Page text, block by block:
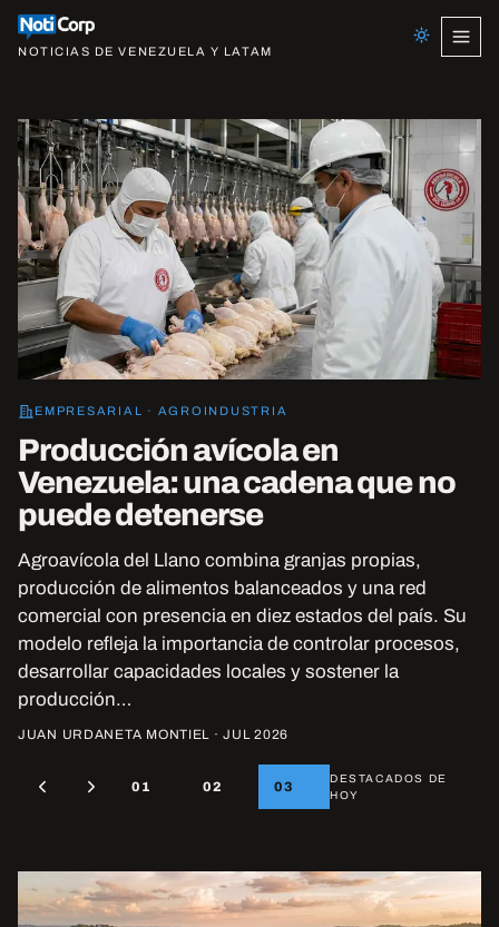
NOTICIAS DE VENEZUELA Y LATAM
EMPRESARIAL · AGROINDUSTRIA
Producción avícola en
Venezuela: una cadena que no
puede detenerse
Agroavícola del Llano combina granjas propias,
producción de alimentos balanceados y una red
comercial con presencia en diez estados del país. Su
modelo refleja la importancia de controlar procesos,
desarrollar capacidades locales y sostener la
producción…
JUAN URDANETA MONTIEL · JUL 2026
01 02 03
DESTACADOS DE
HOY